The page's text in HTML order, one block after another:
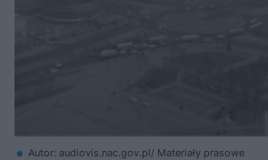
Autor: audiovis.nac.gov.pl/ Materiały prasowe